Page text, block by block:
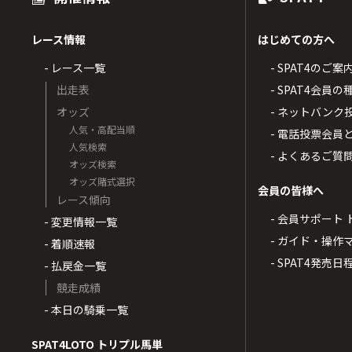
レース情報
- レース一覧
出走表
オッズ
人気・高配当順
人気検索
オッズ検索
オッズ賭式選択
レース傾向
- 変更情報一覧
- 着順速報
- 払戻金一覧
競走成績
- 本日の騎乗一覧
SPAT4LOTO トリプル馬単
はじめての方へ
- SPAT4のご案
- SPAT4会員の
- ネットバンク
- 電話投票会員
- よくあるご質
会員の皆様へ
- 会員サポート
- ガイド・操作
- SPAT4発売日